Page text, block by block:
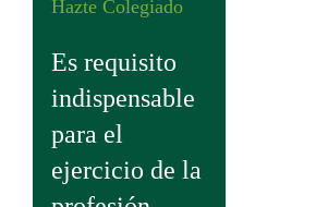
Hazte Colegiado
Es requisito
indispensable
para el
ejercicio de la